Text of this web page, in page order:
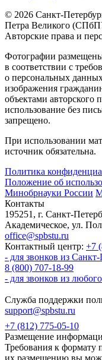
© 2026 Санкт-
Петра Великого
Авторские права и
Фотографии
в соответствии с
о персональных
изображения
объектами авторского
использование без
запрещено.
При использовании
источник обязательна.
Политика
Положение об
Минобрнауки России
Контакты
195251, г. Санкт-
Академическое, ул.
office@spbstu.ru
Контактный центр: +7
- для звонков из Санкт-
8 (800) 707-18-99
- для звонков из
Служба поддержки
support@spbstu.ru
+7 (812) 775-05-10
Размещение
Требования к формату
их размещению вы